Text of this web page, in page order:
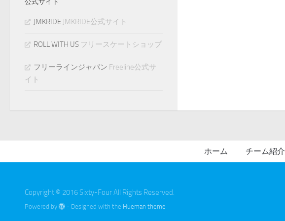
公式サイト
JMKRIDE JMKRIDE公式サイト
ROLL WITH US フリースケートショップ
フリーラインジャパン Freeline公式サ
イト
ホーム チーム紹介
Copyright © 2016 Sixty-Four All Rights Reserved.
Powered by - Designed with the Hueman theme